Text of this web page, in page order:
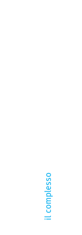
il complesso